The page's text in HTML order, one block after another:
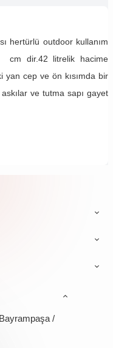
hertürlü outdoor kullanım
cm dir.42 litrelik hacime
cep ve ön kısımda bir
ve tutma sapı gayet
/